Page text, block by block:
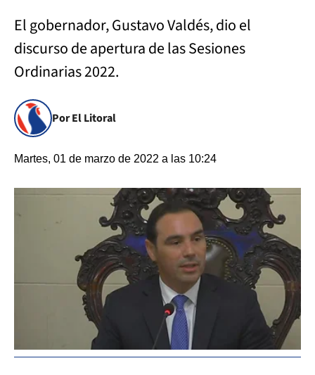
El gobernador, Gustavo Valdés, dio el
discurso de apertura de las Sesiones
Ordinarias 2022.
Por El Litoral
Martes, 01 de marzo de 2022 a las 10:24